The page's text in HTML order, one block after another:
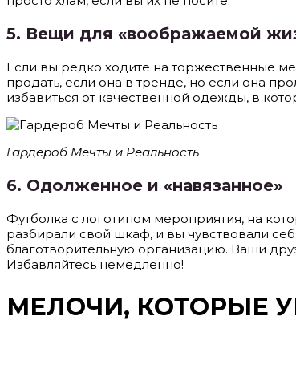
5. Вещи для «воображаемой
Если вы редко ходите на торжественные
продать, если она в тренде, но если она
избавиться от качественной одежды, в
Гардероб Мечты и Реальность
6. Одолженное и «навязанное»
Футболка с логотипом мероприятия, на
разбирали свой шкаф, и вы чувствовали
благотворительную организацию. Ваши
Избавляйтесь немедленно!
МЕЛОЧИ, КОТОРЫЕ